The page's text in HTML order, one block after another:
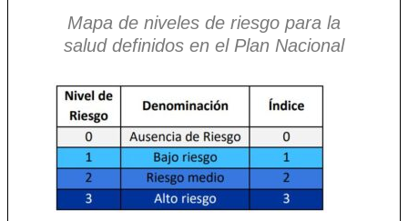
Mapa de niveles de riesgo para la
salud definidos en el Plan Nacional